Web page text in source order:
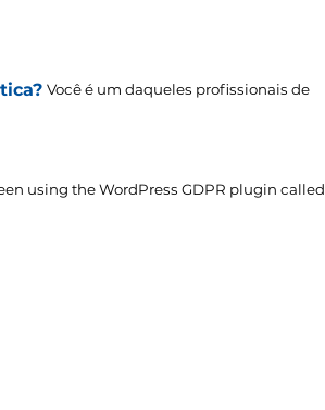
Você é um daqueles profissionais de
using the WordPress GDPR plugin called